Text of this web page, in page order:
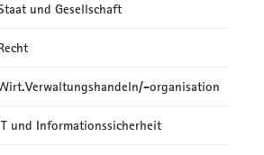
und Gesellschaft
organisation
und Informationssicherheit